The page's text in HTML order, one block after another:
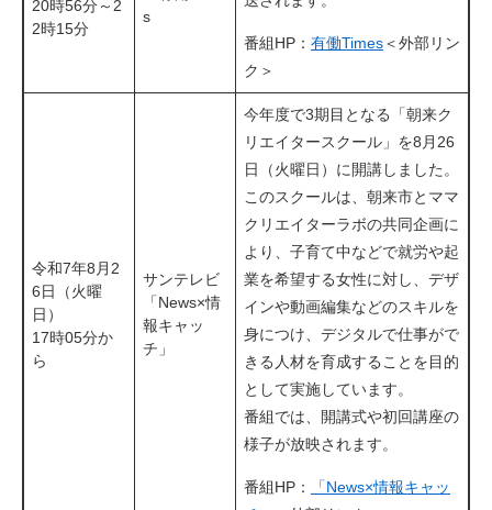
20時56分～2
2時15分
s
番組HP： 有働Times＜外部リン
ク＞
令和7年8月2
6日（火曜
日）
17時05分か
ら
サンテレビ
「News×情
報キャッ
チ」
今年度で3期目となる「朝来ク
リエイタースクール」を8月26
日（火曜日）に開講しました。
このスクールは、朝来市とママ
クリエイターラボの共同企画に
より、子育て中などで就労や起
業を希望する女性に対し、デザ
インや動画編集などのスキルを
身につけ、デジタルで仕事がで
きる人材を育成することを目的
として実施しています。
番組では、開講式や初回講座の
様子が放映されます。
番組HP：
「News×情報キャッ